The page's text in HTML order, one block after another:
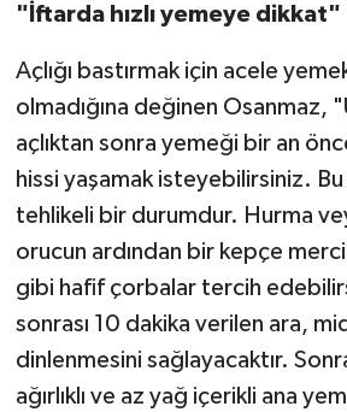
"İftarda hızlı yemeye dikkat"
Açlığı bastırmak için acele
olmadığına değinen Osanmaz,
açlıktan sonra yemeği bir an
hissi yaşamak isteyebilirsiniz.
tehlikeli bir durumdur. Hurma
orucun ardından bir kepçe
gibi hafif çorbalar tercih
sonrası 10 dakika verilen ara,
dinlenmesini sağlayacaktır.
ağırlıklı ve az yağ içerikli ana